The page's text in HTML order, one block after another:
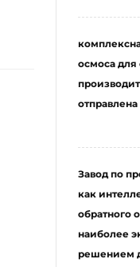
осмоса
Завод по
как
обратного
наиболее
решением